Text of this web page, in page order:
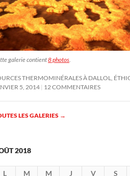
galerie contient8 photos
THERMOMINÉRALES À DALLOL,
5, 2014
12 COMMENTAIRES
LES GALERIES →
2018
L M M J V S